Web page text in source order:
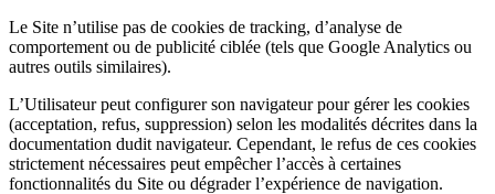
Le Site n’utilise pas de cookies de tracking, d’analyse de
comportement ou de publicité ciblée (tels que Google Analytics ou
autres outils similaires).
L’Utilisateur peut configurer son navigateur pour gérer les cookies
(acceptation, refus, suppression) selon les modalités décrites dans la
documentation dudit navigateur. Cependant, le refus de ces cookies
strictement nécessaires peut empêcher l’accès à certaines
fonctionnalités du Site ou dégrader l’expérience de navigation.